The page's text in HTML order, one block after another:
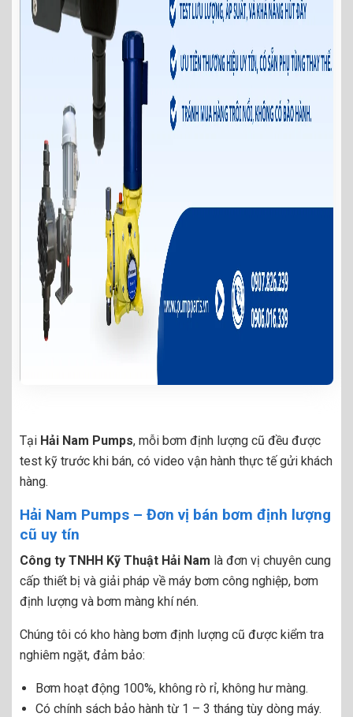
Tại Hải Nam Pumps, mỗi bơm định lượng cũ đều được
test kỹ trước khi bán, có video vận hành thực tế gửi khách
hàng.
Hải Nam Pumps – Đơn vị bán bơm định lượng
cũ uy tín
Công ty TNHH Kỹ Thuật Hải Nam là đơn vị chuyên cung
cấp thiết bị và giải pháp về máy bơm công nghiệp, bơm
định lượng và bơm màng khí nén.
Chúng tôi có kho hàng bơm định lượng cũ được kiểm tra
nghiêm ngặt, đảm bảo:
Bơm hoạt động 100%, không rò rỉ, không hư màng.
Có chính sách bảo hành từ 1 – 3 tháng tùy dòng máy.